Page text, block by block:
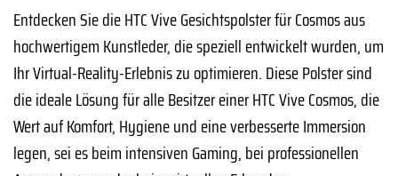
Entdecken Sie die HTC Vive Gesichtspolster für Cosmos aus
hochwertigem Kunstleder, die speziell entwickelt wurden, um
Ihr Virtual-Reality-Erlebnis zu optimieren. Diese Polster sind
die ideale Lösung für alle Besitzer einer HTC Vive Cosmos, die
Wert auf Komfort, Hygiene und eine verbesserte Immersion
legen, sei es beim intensiven Gaming, bei professionellen